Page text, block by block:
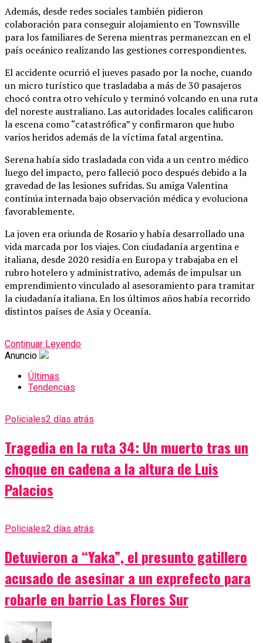
Además, desde redes sociales también pidieron
colaboración para conseguir alojamiento en Townsville
para los familiares de Serena mientras permanezcan en el
país oceánico realizando las gestiones correspondientes.
El accidente ocurrió el jueves pasado por la noche, cuando
un micro turístico que trasladaba a más de 30 pasajeros
chocó contra otro vehículo y terminó volcando en una ruta
del noreste australiano. Las autoridades locales calificaron
la escena como “catastrófica” y confirmaron que hubo
varios heridos además de la víctima fatal argentina.
Serena había sido trasladada con vida a un centro médico
luego del impacto, pero falleció poco después debido a la
gravedad de las lesiones sufridas. Su amiga Valentina
continúa internada bajo observación médica y evoluciona
favorablemente.
La joven era oriunda de Rosario y había desarrollado una
vida marcada por los viajes. Con ciudadanía argentina e
italiana, desde 2020 residía en Europa y trabajaba en el
rubro hotelero y administrativo, además de impulsar un
emprendimiento vinculado al asesoramiento para tramitar
la ciudadanía italiana. En los últimos años había recorrido
distintos países de Asia y Oceanía.
Continuar Leyendo
Anuncio
Últimas
Tendencias
Policiales2 días atrás
Tragedia en la ruta 34: Un muerto tras un
choque en cadena a la altura de Luis
Palacios
Policiales2 días atrás
Detuvieron a “Yaka”, el presunto gatillero
acusado de asesinar a un exprefecto para
robarle en barrio Las Flores Sur